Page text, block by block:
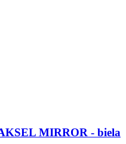
MIRROR - biela